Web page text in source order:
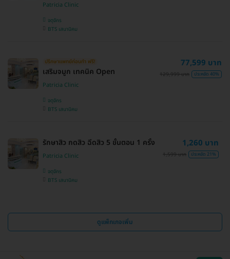
Patricia Clinic
จตุจักร
BTS เสนานิคม
ปรึกษาแพทย์ก่อนทำ ฟรี!
เสริมจมูก เทคนิค Open
Patricia Clinic
จตุจักร
BTS เสนานิคม
77,599 บาท
129,999 บาท ประหยัด 40%
รักษาสิว กดสิว ฉีดสิว 5 ขั้นตอน 1 ครั้ง
Patricia Clinic
จตุจักร
BTS เสนานิคม
1,260 บาท
1,599 บาท ประหยัด 21%
ดูแพ็กเกจเพิ่ม